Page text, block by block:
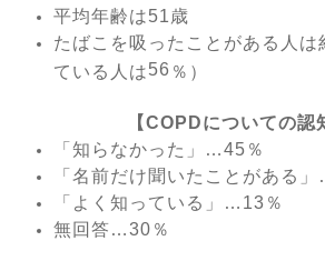
平均年齢は51歳
たばこを吸ったことがある人は
ている人は 56 ％）
【COPDについての認
「知らなかった」
…45 ％
「名前だけ聞いたことがある」
「よく知っている」
…13 ％
無回答…30 ％